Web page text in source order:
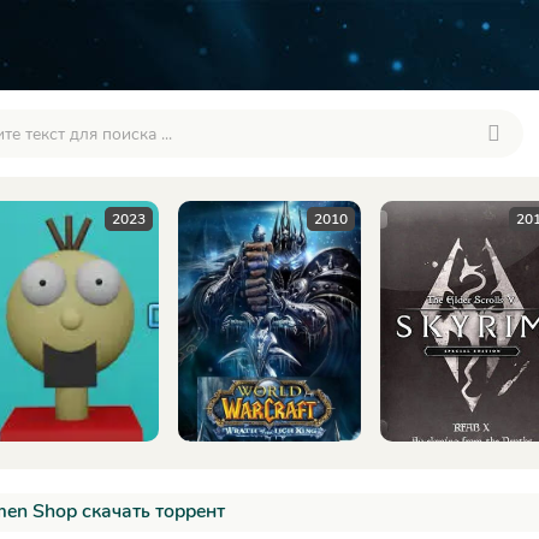
2023 2010 2016
Shop скачать торрент